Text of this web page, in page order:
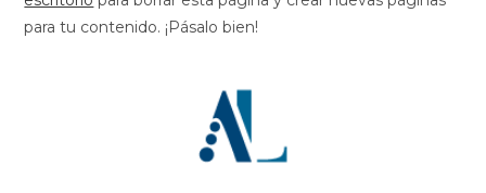
para tu contenido. ¡Pásalo bien!